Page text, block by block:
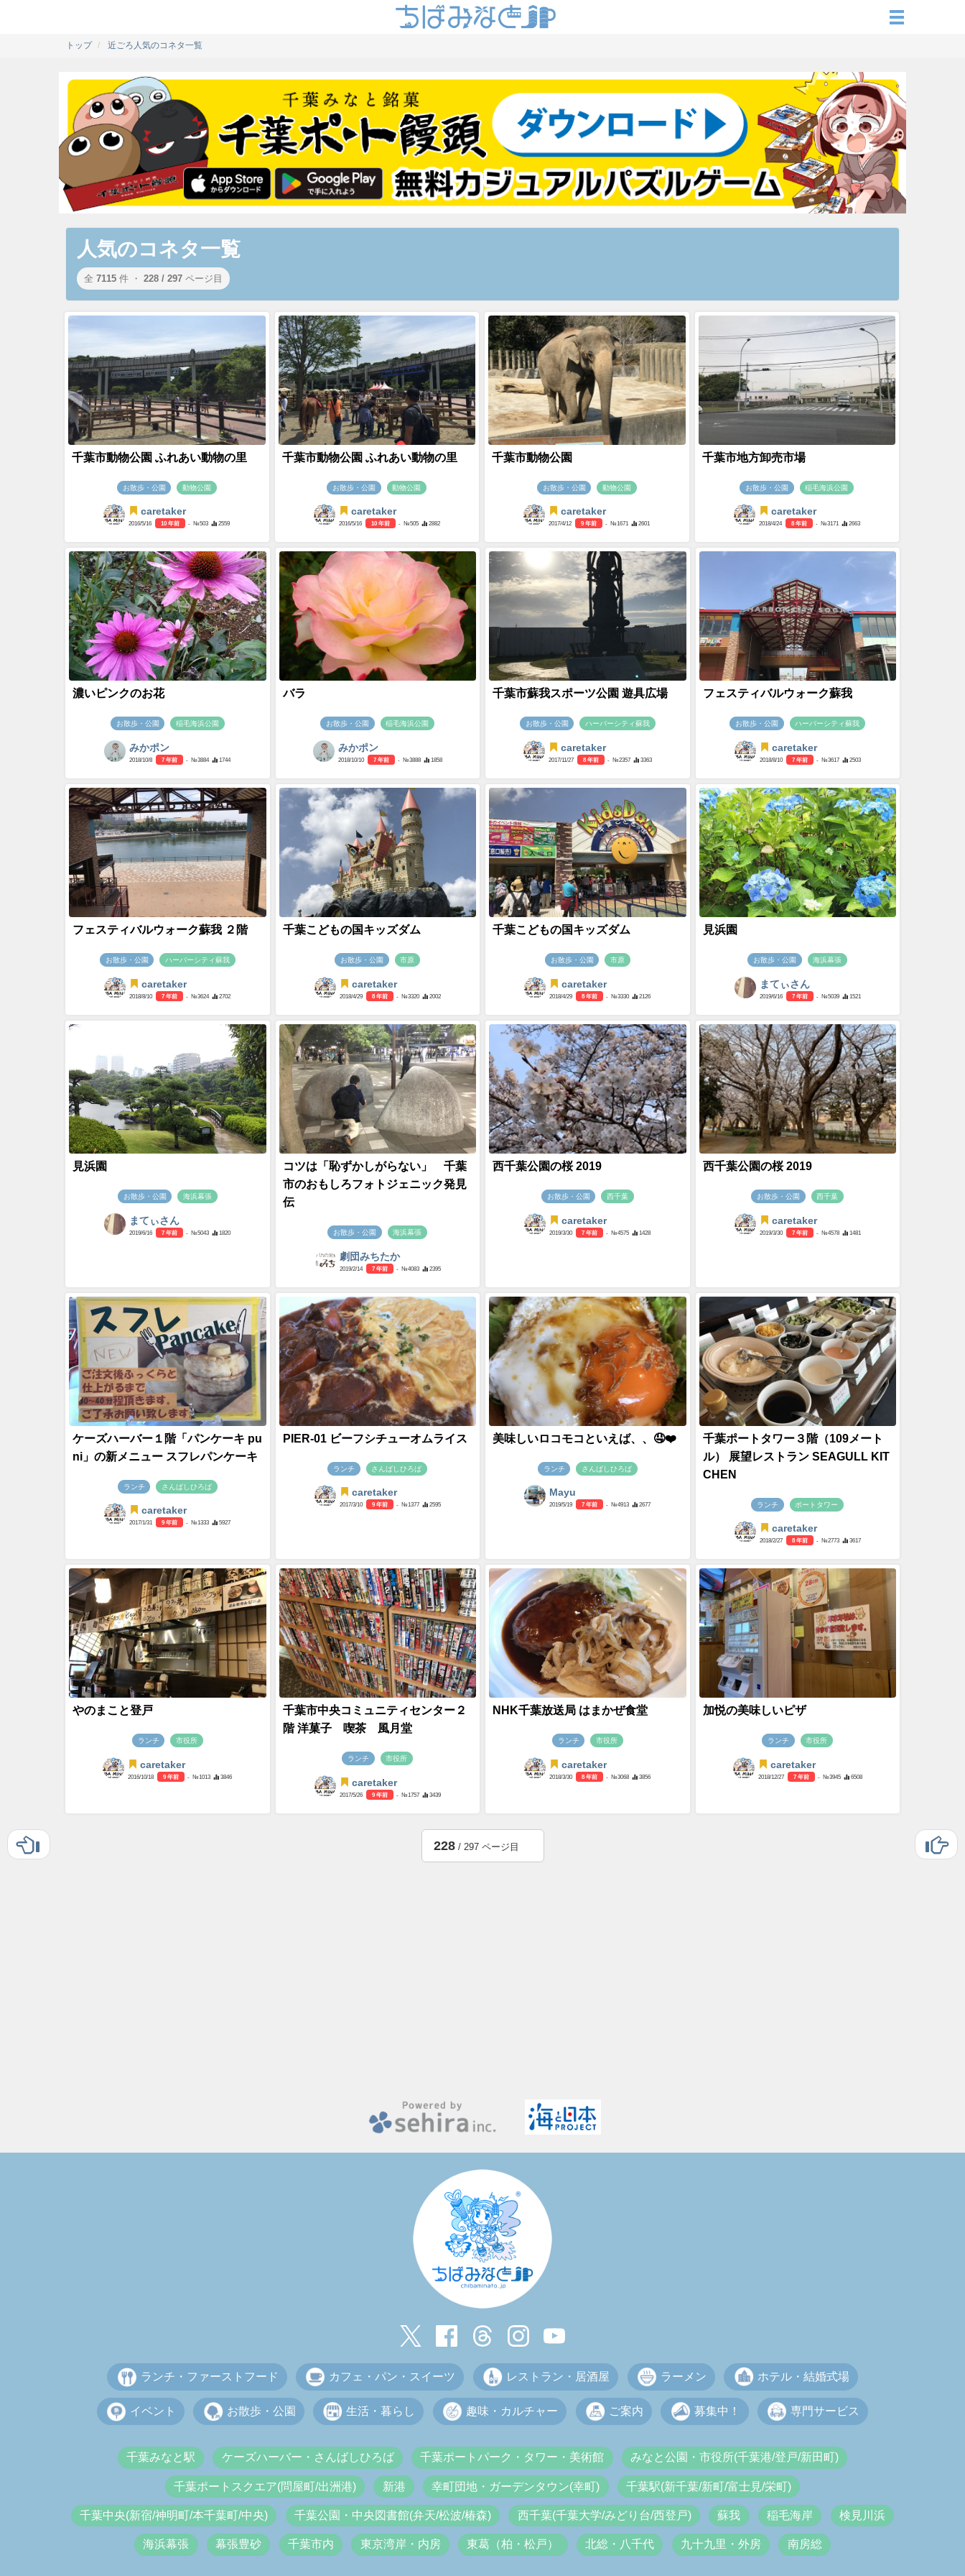
トップ 近ごろ人気のコネタ一覧
人気のコネタ一覧
全 7115 件 ・ 228 / 297 ページ目
千葉市動物公園 ふれあい動物の里
お散歩・公園 動物公園
caretaker
2016/5/16 10 年前 - №503 2559
千葉市動物公園 ふれあい動物の里
お散歩・公園 動物公園
caretaker
2016/5/16 10 年前 - №505 2882
千葉市動物公園
お散歩・公園 動物公園
caretaker
2017/4/12 9 年前 - №1671 2601
千葉市地方卸売市場
お散歩・公園 稲毛海浜公園
caretaker
2018/4/24 8 年前 - №3171 2663
濃いピンクのお花
お散歩・公園 稲毛海浜公園
みかポン
2018/10/8 7 年前 - №3884 1744
バラ
お散歩・公園 稲毛海浜公園
みかポン
2018/10/10 7 年前 - №3888 1858
千葉市蘇我スポーツ公園 遊具広場
お散歩・公園 ハーバーシティ蘇我
caretaker
2017/11/27 8 年前 - №2357 3363
フェスティバルウォーク蘇我
お散歩・公園 ハーバーシティ蘇我
caretaker
2018/8/10 7 年前 - №3617 2503
フェスティバルウォーク蘇我 ２階
お散歩・公園 ハーバーシティ蘇我
caretaker
2018/8/10 7 年前 - №3624 2702
千葉こどもの国キッズダム
お散歩・公園 市原
caretaker
2018/4/29 8 年前 - №3320 2002
千葉こどもの国キッズダム
お散歩・公園 市原
caretaker
2018/4/29 8 年前 - №3330 2126
見浜園
お散歩・公園 海浜幕張
まてぃさん
2019/6/16 7 年前 - №5039 1521
見浜園
お散歩・公園 海浜幕張
まてぃさん
2019/6/16 7 年前 - №5043 1820
コツは「恥ずかしがらない」 千葉
市のおもしろフォトジェニック発見
伝
お散歩・公園 海浜幕張
劇団みちたか
2019/2/14 7 年前 - №4083 2395
西千葉公園の桜 2019
お散歩・公園 西千葉
caretaker
2019/3/30 7 年前 - №4575 1428
西千葉公園の桜 2019
お散歩・公園 西千葉
caretaker
2019/3/30 7 年前 - №4578 1481
ケーズハーバー１階「パンケーキ pu
ni」の新メニュー スフレパンケーキ
ランチ さんばしひろば
caretaker
2017/1/31 9 年前 - №1333 5927
PIER-01 ビーフシチューオムライス
ランチ さんばしひろば
caretaker
2017/3/10 9 年前 - №1377 2595
美味しいロコモコといえば、、🤤❤️
ランチ さんばしひろば
Mayu
2019/5/19 7 年前 - №4913 2677
千葉ポートタワー３階（109メート
ル） 展望レストラン SEAGULL KIT
CHEN
ランチ ポートタワー
caretaker
2018/2/27 8 年前 - №2773 3617
やのまこと登戸
ランチ 市役所
caretaker
2016/10/18 9 年前 - №1013 3846
千葉市中央コミュニティセンター２
階 洋菓子 喫茶 風月堂
ランチ 市役所
caretaker
2017/5/26 9 年前 - №1757 3439
NHK千葉放送局 はまかぜ食堂
ランチ 市役所
caretaker
2018/3/30 8 年前 - №3068 3856
加悦の美味しいピザ
ランチ 市役所
caretaker
2018/12/27 7 年前 - №3945 6508
228/ 297 ページ目
ランチ・ファーストフード カフェ・パン・スイーツ レストラン・居酒屋 ラーメン ホテル・結婚式場
イベント お散歩・公園 生活・暮らし 趣味・カルチャー ご案内 募集中！ 専門サービス
千葉みなと駅 ケーズハーバー・さんばしひろば 千葉ポートパーク・タワー・美術館 みなと公園・市役所(千葉港/登戸/新田町)
千葉ポートスクエア(問屋町/出洲港) 新港 幸町団地・ガーデンタウン(幸町) 千葉駅(新千葉/新町/富士見/栄町)
千葉中央(新宿/神明町/本千葉町/中央) 千葉公園・中央図書館(弁天/松波/椿森) 西千葉(千葉大学/みどり台/西登戸) 蘇我 稲毛海岸 検見川浜
海浜幕張 幕張豊砂 千葉市内 東京湾岸・内房 東葛（柏・松戸） 北総・八千代 九十九里・外房 南房総